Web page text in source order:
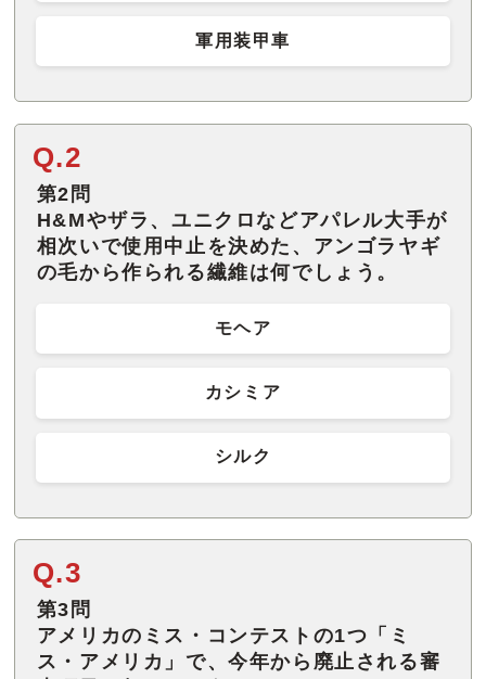
軍用装甲車
Q.2
第2問
H&Mやザラ、ユニクロなどアパレル大手が
相次いで使用中止を決めた、アンゴラヤギ
の毛から作られる繊維は何でしょう。
モヘア
カシミア
シルク
Q.3
第3問
アメリカのミス・コンテストの1つ「ミ
ス・アメリカ」で、今年から廃止される審